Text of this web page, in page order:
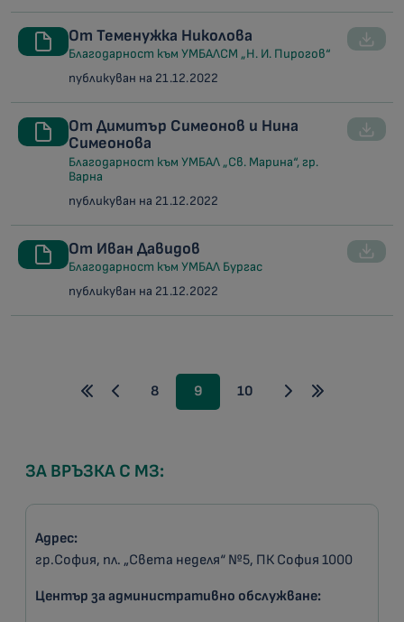
От Теменужка Николова
Благодарност към УМБАЛСМ „Н. И. Пирогов“
публикуван на 21.12.2022
От Димитър Симеонов и Нина
Симеонова
Благодарност към УМБАЛ „Св. Марина“, гр.
Варна
публикуван на 21.12.2022
От Иван Давидов
Благодарност към УМБАЛ Бургас
публикуван на 21.12.2022
8 9 10
ЗА ВРЪЗКА С МЗ:
Адрес:
гр.София, пл. „Света неделя“ №5, ПК София 1000
Център за административно обслужване: